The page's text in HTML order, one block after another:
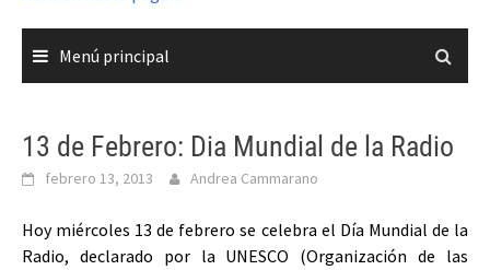
Menú principal
13 de Febrero: Dia Mundial de la Radio
febrero 13, 2013 Andrea Cammarano
Hoy miércoles 13 de febrero se celebra el Día Mundial de la
Radio, declarado por la UNESCO (Organización de las